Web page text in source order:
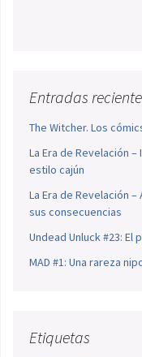
Entradas
The Witcher. Los
La Era de Revelación
estilo cajún
La Era de Revelación
sus consecuencias
Undead Unluck #23: El
MAD #1: Una rareza
Etiquetas